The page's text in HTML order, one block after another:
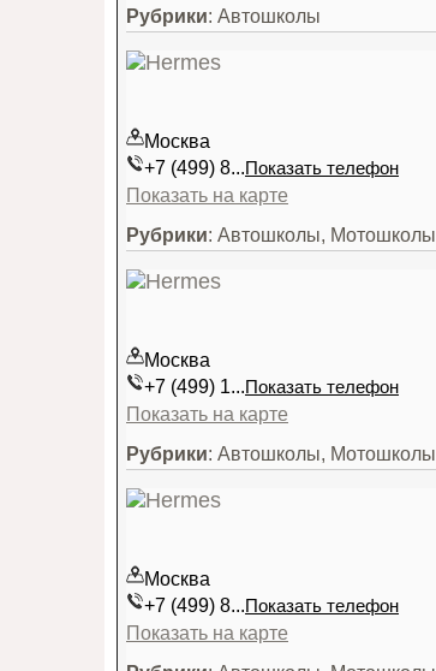
Рубрики: Автошколы
Москва
+7 (499) 8...Показать телефон
Показать на карте
Рубрики: Автошколы, Мотошколы
Москва
+7 (499) 1...Показать телефон
Показать на карте
Рубрики: Автошколы, Мотошколы
Москва
+7 (499) 8...Показать телефон
Показать на карте